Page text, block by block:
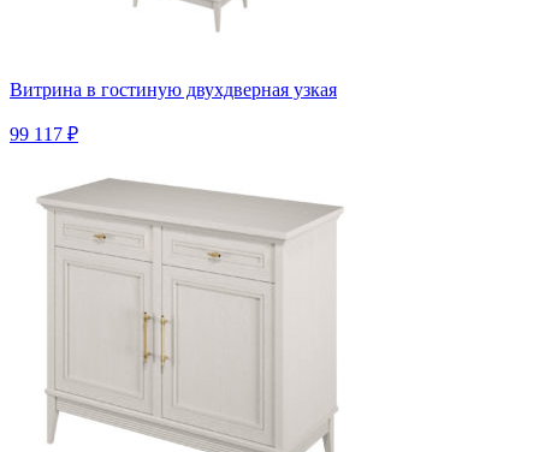
Витрина в гостиную двухдверная узкая
99 117 ₽